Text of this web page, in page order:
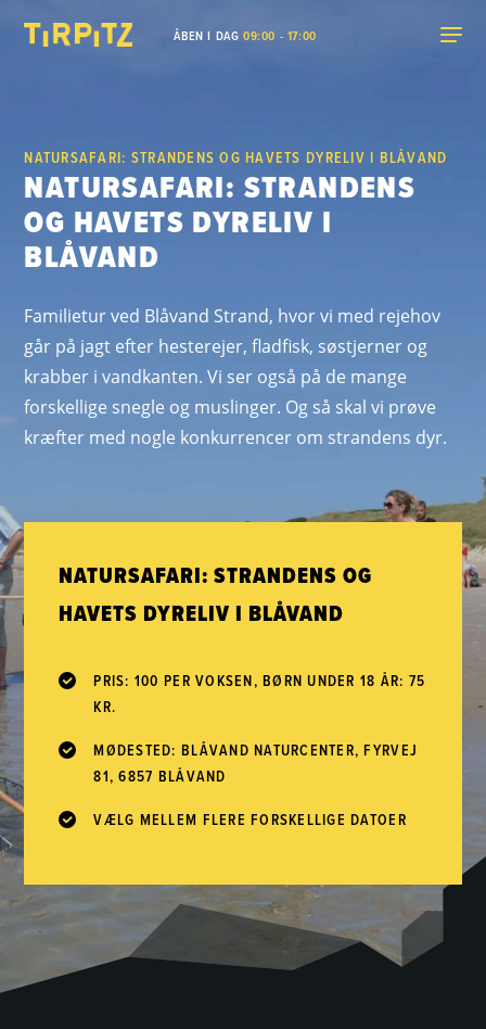
ÅBEN I DAG09:00 - 17:00
NATURSAFARI: STRANDENS OG HAVETS DYRELIV I BLÅVAND
NATURSAFARI: STRANDENS
OG HAVETS DYRELIV I
BLÅVAND
Familietur ved Blåvand Strand, hvor vi med rejehov
går på jagt efter hesterejer, fladfisk, søstjerner og
krabber i vandkanten. Vi ser også på de mange
forskellige snegle og muslinger. Og så skal vi prøve
kræfter med nogle konkurrencer om strandens dyr.
NATURSAFARI: STRANDENS OG
HAVETS DYRELIV I BLÅVAND
PRIS: 100 PER VOKSEN, BØRN UNDER 18 ÅR: 75
KR.
MØDESTED: BLÅVAND NATURCENTER, FYRVEJ
81, 6857 BLÅVAND
VÆLG MELLEM FLERE FORSKELLIGE DATOER